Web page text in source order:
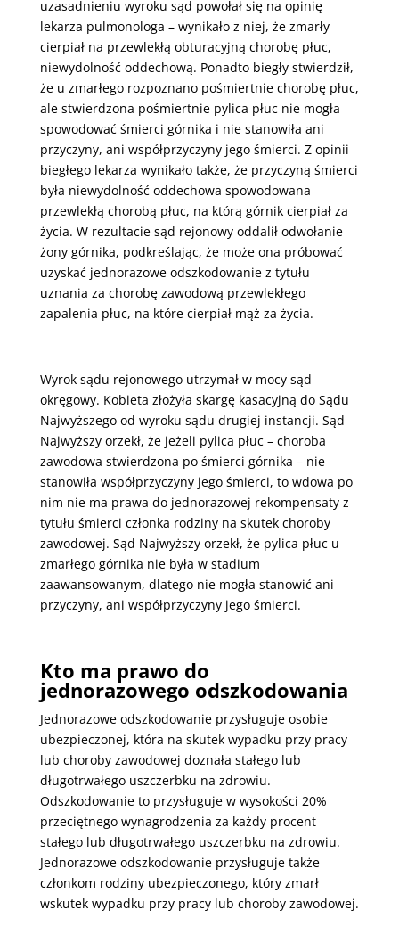
uzasadnieniu wyroku sąd powołał się na opinię
lekarza pulmonologa – wynikało z niej, że zmarły
cierpiał na przewlekłą obturacyjną chorobę płuc,
niewydolność oddechową. Ponadto biegły stwierdził,
że u zmarłego rozpoznano pośmiertnie chorobę płuc,
ale stwierdzona pośmiertnie pylica płuc nie mogła
spowodować śmierci górnika i nie stanowiła ani
przyczyny, ani współprzyczyny jego śmierci. Z opinii
biegłego lekarza wynikało także, że przyczyną śmierci
była niewydolność oddechowa spowodowana
przewlekłą chorobą płuc, na którą górnik cierpiał za
życia. W rezultacie sąd rejonowy oddalił odwołanie
żony górnika, podkreślając, że może ona próbować
uzyskać jednorazowe odszkodowanie z tytułu
uznania za chorobę zawodową przewlekłego
zapalenia płuc, na które cierpiał mąż za życia.
Wyrok sądu rejonowego utrzymał w mocy sąd
okręgowy. Kobieta złożyła skargę kasacyjną do Sądu
Najwyższego od wyroku sądu drugiej instancji. Sąd
Najwyższy orzekł, że jeżeli pylica płuc – choroba
zawodowa stwierdzona po śmierci górnika – nie
stanowiła współprzyczyny jego śmierci, to wdowa po
nim nie ma prawa do jednorazowej rekompensaty z
tytułu śmierci członka rodziny na skutek choroby
zawodowej. Sąd Najwyższy orzekł, że pylica płuc u
zmarłego górnika nie była w stadium
zaawansowanym, dlatego nie mogła stanowić ani
przyczyny, ani współprzyczyny jego śmierci.
Kto ma prawo do
jednorazowego odszkodowania
Jednorazowe odszkodowanie przysługuje osobie
ubezpieczonej, która na skutek wypadku przy pracy
lub choroby zawodowej doznała stałego lub
długotrwałego uszczerbku na zdrowiu.
Odszkodowanie to przysługuje w wysokości 20%
przeciętnego wynagrodzenia za każdy procent
stałego lub długotrwałego uszczerbku na zdrowiu.
Jednorazowe odszkodowanie przysługuje także
członkom rodziny ubezpieczonego, który zmarł
wskutek wypadku przy pracy lub choroby zawodowej.